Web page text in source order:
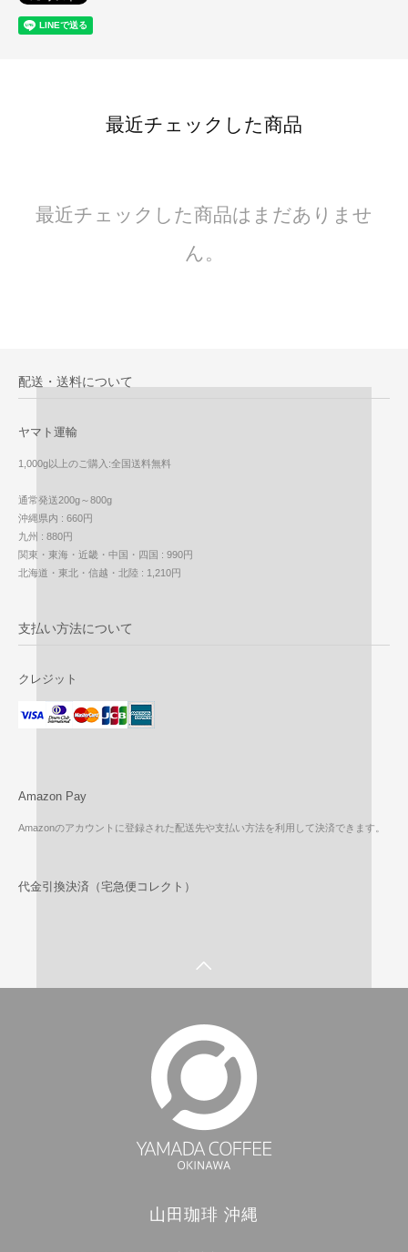
最近チェックした商品
最近チェックした商品はまだありませ
ん。
配送・送料について
ヤマト運輸
1,000g以上のご購入:全国送料無料
通常発送200g～800g
沖縄県内 : 660円
九州 : 880円
関東・東海・近畿・中国・四国 : 990円
北海道・東北・信越・北陸 : 1,210円
支払い方法について
クレジット
Amazon Pay
Amazonのアカウントに登録された配送先や支払い方法を利用して決済できます。
代金引換決済（宅急便コレクト）
山田珈琲 沖縄